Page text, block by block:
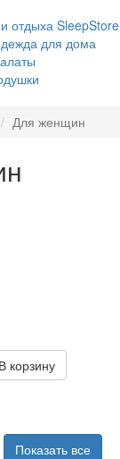
отдыха SleepStore
для дома
Для женщин
В корзину
Показать все